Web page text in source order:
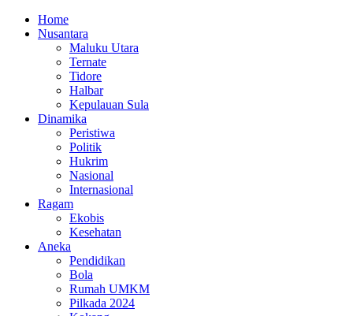
Home
Nusantara
Maluku Utara
Ternate
Tidore
Halbar
Kepulauan Sula
Dinamika
Peristiwa
Politik
Hukrim
Nasional
Internasional
Ragam
Ekobis
Kesehatan
Aneka
Pendidikan
Bola
Rumah UMKM
Pilkada 2024